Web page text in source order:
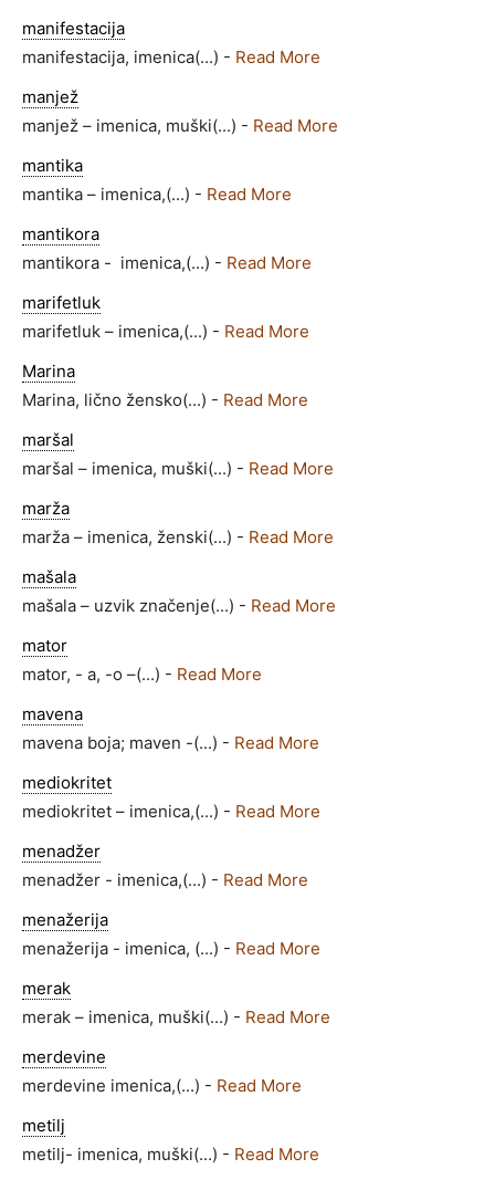
manifestacija
manifestacija, imenica(...) - Read More
manjež
manjež – imenica, muški(...) - Read More
mantika
mantika – imenica,(...) - Read More
mantikora
mantikora - imenica,(...) - Read More
marifetluk
marifetluk – imenica,(...) - Read More
Marina
Marina, lično žensko(...) - Read More
maršal
maršal – imenica, muški(...) - Read More
marža
marža – imenica, ženski(...) - Read More
mašala
mašala – uzvik značenje(...) - Read More
mator
mator, - a, -o –(...) - Read More
mavena
mavena boja; maven -(...) - Read More
mediokritet
mediokritet – imenica,(...) - Read More
menadžer
menadžer - imenica,(...) - Read More
menažerija
menažerija - imenica, (...) - Read More
merak
merak – imenica, muški(...) - Read More
merdevine
merdevine imenica,(...) - Read More
metilj
metilj- imenica, muški(...) - Read More